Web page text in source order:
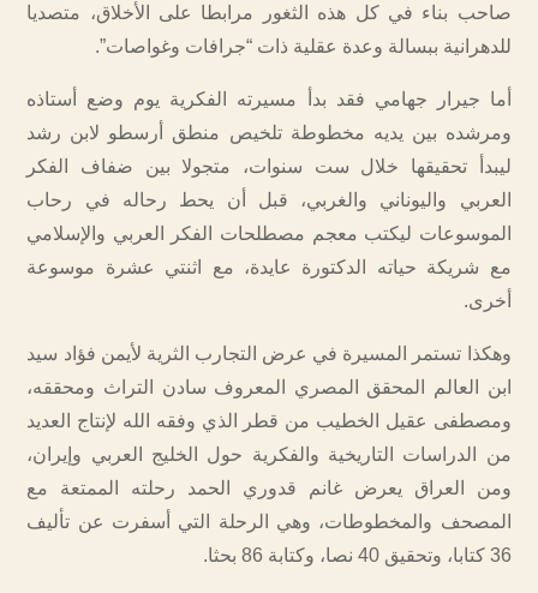
صاحب بناء في كل هذه الثغور مرابطا على الأخلاق، متصديا
للدهرانية ببسالة وعدة عقلية ذات “جرافات وغواصات”.
أما جيرار جهامي فقد بدأ مسيرته الفكرية يوم وضع أستاذه
ومرشده بين يديه مخطوطة تلخيص منطق أرسطو لابن رشد
ليبدأ تحقيقها خلال ست سنوات، متجولا بين ضفاف الفكر
العربي واليوناني والغربي، قبل أن يحط رحاله في رحاب
الموسوعات ليكتب معجم مصطلحات الفكر العربي والإسلامي
مع شريكة حياته الدكتورة عايدة، مع اثنتي عشرة موسوعة
أخرى.
وهكذا تستمر المسيرة في عرض التجارب الثرية لأيمن فؤاد سيد
ابن العالم المحقق المصري المعروف سادن التراث ومحققه،
ومصطفى عقيل الخطيب من قطر الذي وفقه الله لإنتاج العديد
من الدراسات التاريخية والفكرية حول الخليج العربي وإيران،
ومن العراق يعرض غانم قدوري الحمد رحلته الممتعة مع
المصحف والمخطوطات، وهي الرحلة التي أسفرت عن تأليف
36 كتابا، وتحقيق 40 نصا، وكتابة 86 بحثا.